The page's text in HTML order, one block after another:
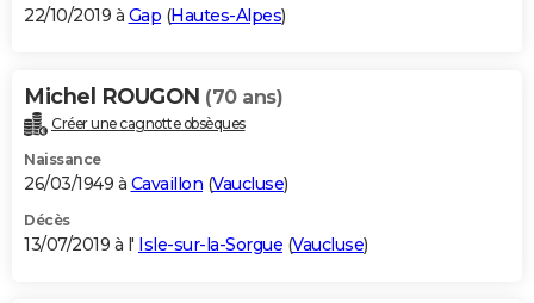
22/10/2019 à Gap (Hautes-Alpes)
Michel ROUGON (70 ans)
Créer une cagnotte obsèques
Naissance
26/03/1949 à Cavaillon (Vaucluse)
Décès
13/07/2019 à l' Isle-sur-la-Sorgue (Vaucluse)